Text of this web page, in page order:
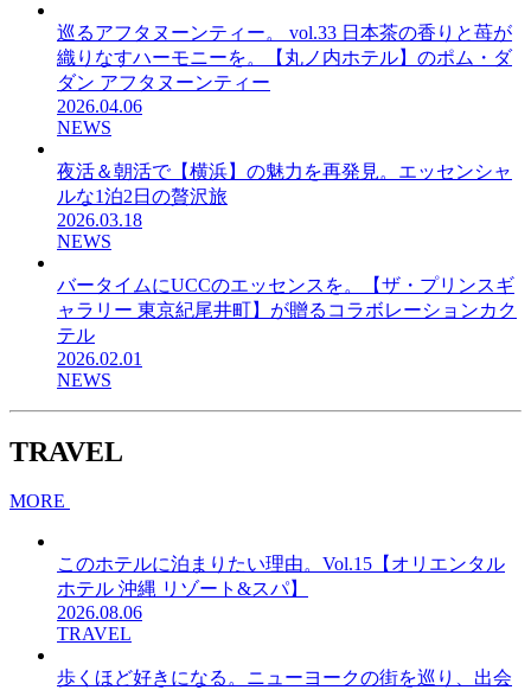
巡るアフタヌーンティー。 vol.33 日本茶の香りと苺が
織りなすハーモニーを。【丸ノ内ホテル】のポム・ダ
ダン アフタヌーンティー
2026.04.06
NEWS
夜活＆朝活で【横浜】の魅力を再発見。エッセンシャ
ルな1泊2日の贅沢旅
2026.03.18
NEWS
バータイムにUCCのエッセンスを。【ザ・プリンスギ
ャラリー 東京紀尾井町】が贈るコラボレーションカク
テル
2026.02.01
NEWS
TRAVEL
MORE
このホテルに泊まりたい理由。Vol.15【オリエンタル
ホテル 沖縄 リゾート&スパ】
2026.08.06
TRAVEL
歩くほど好きになる。ニューヨークの街を巡り、出会